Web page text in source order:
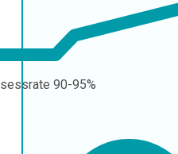
90-95%